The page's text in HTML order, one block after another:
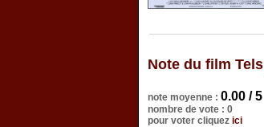
Note du film
note moyenne : 0.00 / 5
nombre de vote : 0
pour voter cliquez ici